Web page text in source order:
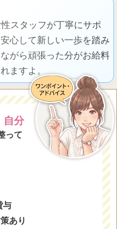
スタッフが丁寧にサポ
心して新しい一歩を踏み
がら頑張った分がお給料
ますよ。
自分
って
与
あり